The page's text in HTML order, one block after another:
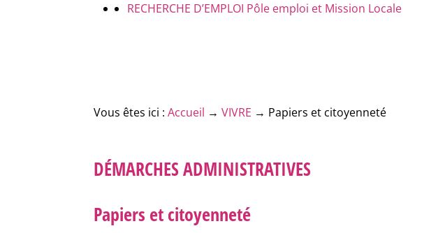
RECHERCHE D’EMPLOI Pôle emploi et Mission Locale
Vous êtes ici :Accueil →VIVRE → Papiers et citoyenneté
DÉMARCHES ADMINISTRATIVES
Papiers et citoyenneté